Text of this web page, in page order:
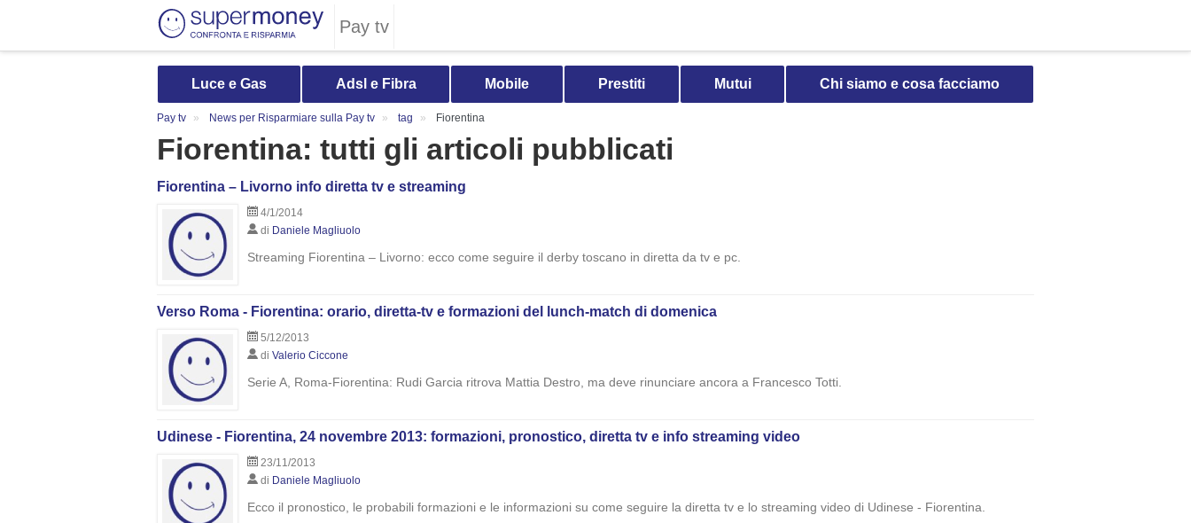
Pay tv
Luce e Gas Adsl e Fibra Mobile Prestiti Mutui Chi siamo e cosa facciamo
Pay tv News per Risparmiare sulla Pay tv tag Fiorentina
Fiorentina: tutti gli articoli pubblicati
Fiorentina – Livorno info diretta tv e streaming
4/1/2014
di Daniele Magliuolo
Streaming Fiorentina – Livorno: ecco come seguire il derby toscano in diretta da tv e pc.
Verso Roma - Fiorentina: orario, diretta-tv e formazioni del lunch-match di domenica
5/12/2013
di Valerio Ciccone
Serie A, Roma-Fiorentina: Rudi Garcia ritrova Mattia Destro, ma deve rinunciare ancora a Francesco Totti.
Udinese - Fiorentina, 24 novembre 2013: formazioni, pronostico, diretta tv e info streaming video
23/11/2013
di Daniele Magliuolo
Ecco il pronostico, le probabili formazioni e le informazioni su come seguire la diretta tv e lo streaming video di Udinese - Fiorentina.